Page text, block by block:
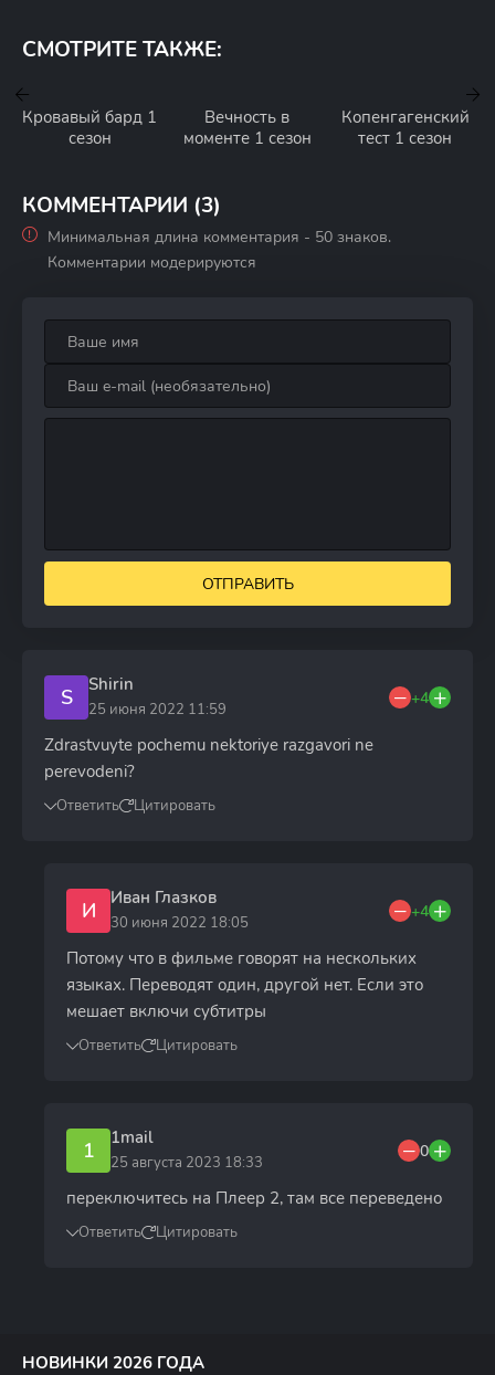
СМОТРИТЕ ТАКЖЕ:
Кровавый бард 1
сезон
Вечность в
моменте 1 сезон
Копенгагенский
тест 1 сезон
КОММЕНТАРИИ (3)
Минимальная длина комментария - 50 знаков.
Комментарии модерируются
ОТПРАВИТЬ
S Shirin
25 июня 2022 11:59
+4
Zdrastvuyte pochemu nektoriye razgavori ne
perevodeni?
Ответить Цитировать
И Иван Глазков
30 июня 2022 18:05
+4
Потому что в фильме говорят на нескольких
языках. Переводят один, другой нет. Если это
мешает включи субтитры
Ответить Цитировать
1 1mail
25 августа 2023 18:33
0
переключитесь на Плеер 2, там все переведено
Ответить Цитировать
НОВИНКИ 2026 ГОДА